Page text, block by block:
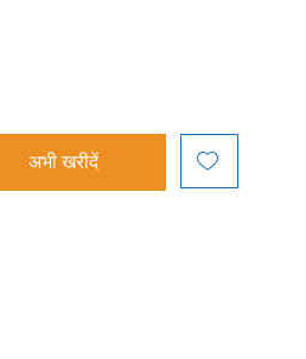
अभी खरीदें